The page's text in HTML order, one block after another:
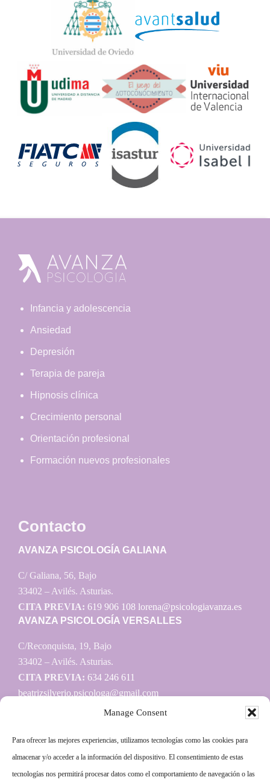
Manage Consent
Para ofrecer las mejores experiencias, utilizamos tecnologías como las cookies para
almacenar y/o acceder a la información del dispositivo. El consentimiento de estas
tecnologías nos permitirá procesar datos como el comportamiento de navegación o las
Widget
Logos
Footer
Infancia y adolescencia
Ansiedad
Depresión
Terapia de pareja
Hipnosis clínica
Crecimiento personal
Orientación profesional
Formación nuevos profesionales
Contacto
AVANZA PSICOLOGÍA GALIANA
C/ Galiana, 56, Bajo
33402 – Avilés. Asturias.
CITA PREVIA: 619 906 108 lorena@psicologiavanza.es
AVANZA PSICOLOGÍA VERSALLES
C/Reconquista, 19, Bajo
33402 – Avilés. Asturias.
CITA PREVIA: 634 246 611
beatrizsilverio.psicologa@gmail.com
Información